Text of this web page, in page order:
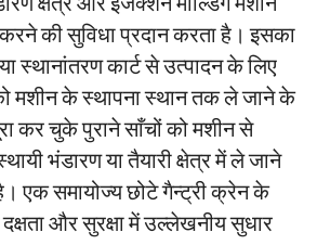
की सुविधा प्रदान करता है। इसका
स्थानांतरण कार्ट से उत्पादन के लिए
को मशीन के स्थापना स्थान तक ले जाने के
कर चुके पुराने साँचों को मशीन से
भंडारण या तैयारी क्षेत्र में ले जाने
एक समायोज्य छोटे गैन्ट्री क्रेन के
और सुरक्षा में उल्लेखनीय सुधार